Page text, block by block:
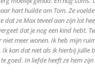
hart huilde om Tom. Ze
dat ze Max teveel aan zijn lot
dat je nog een kind hebt.
niet meer wonen. Ik heb mijn
Ik kan dat niet als ik hierbij jullie
goed. In liefde heeft ze hem